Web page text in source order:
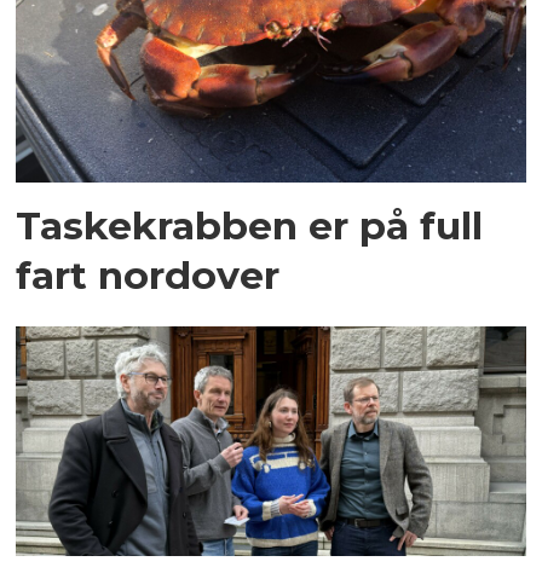
Taskekrabben er på full
fart nordover